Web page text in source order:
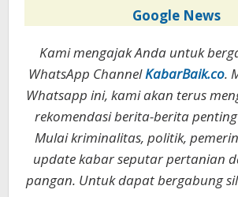
Google News
Kami mengajak Anda untuk
WhatsApp ChannelKabarBaik.co.
Whatsapp ini, kami akan terus
rekomendasi berita-berita
Mulai kriminalitas, politik,
update kabar seputar pertanian
pangan. Untuk dapat bergabung